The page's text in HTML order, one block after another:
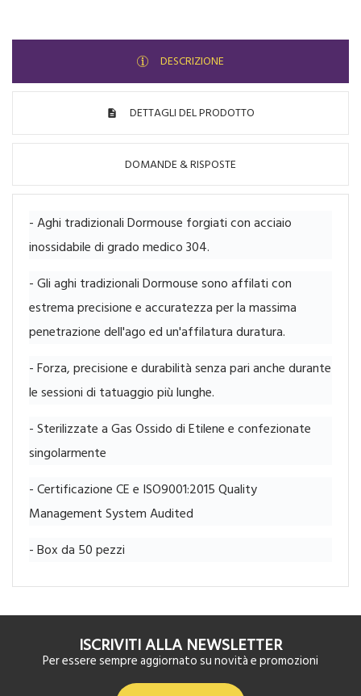
DESCRIZIONE
DETTAGLI DEL PRODOTTO
DOMANDE & RISPOSTE
- Aghi tradizionali Dormouse forgiati con acciaio
inossidabile di grado medico 304.
- Gli aghi tradizionali Dormouse sono affilati con
estrema precisione e accuratezza per la massima
penetrazione dell'ago ed un'affilatura duratura.
- Forza, precisione e durabilità senza pari anche durante
le sessioni di tatuaggio più lunghe.
- Sterilizzate a Gas Ossido di Etilene e confezionate
singolarmente
- Certificazione CE e ISO9001:2015 Quality
Management System Audited
- Box da 50 pezzi
ISCRIVITI ALLA NEWSLETTER
Per essere sempre aggiornato su novità e promozioni